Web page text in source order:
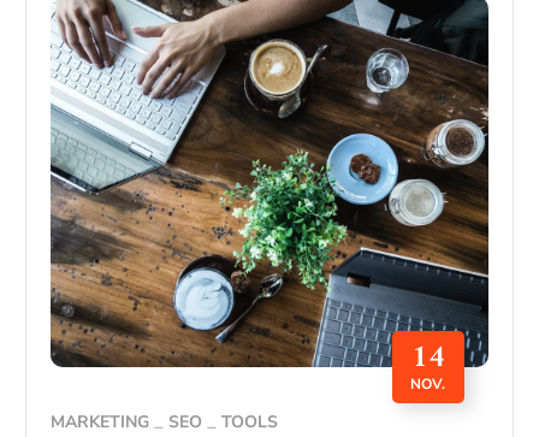
14
NOV.
MARKETING SEO TOOLS